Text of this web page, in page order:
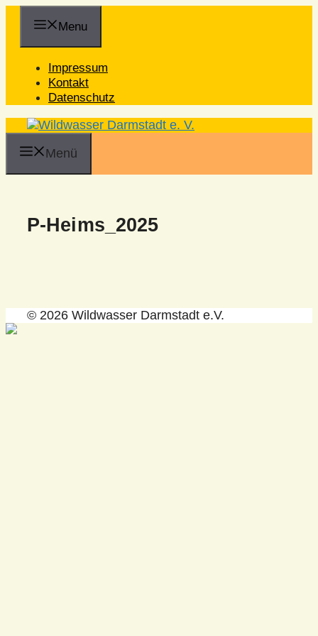
Inhalt
Menu
Impressum
Kontakt
Datenschutz
Menü
P-Heims_2025
© 2026 Wildwasser Darmstadt e.V.